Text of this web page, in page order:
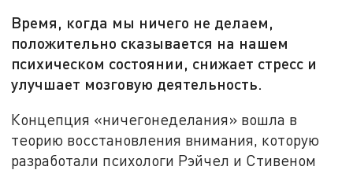
Время, когда мы ничего не делаем,
положительно сказывается на нашем
психическом состоянии, снижает стресс и
улучшает мозговую деятельность.
Концепция «ничегонеделания» вошла в
теорию восстановления внимания, которую
разработали психологи Рэйчел и Стивеном